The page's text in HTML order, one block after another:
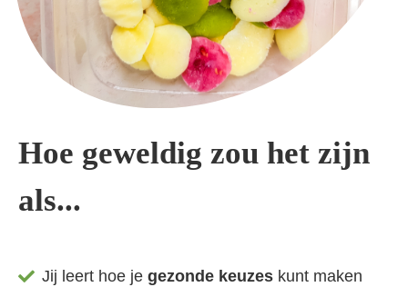
Hoe geweldig zou het zijn
als...
Jij leert hoe jegezonde keuzes kunt maken